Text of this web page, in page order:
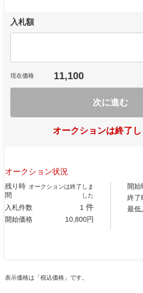
入札額
現在価格 11,100
次に進む
オークションは終了
オークション状況
残り時
間
オークションは終了しま
した
入札件数 1 件
開始価格 10,800円
開始
終了
最低
表示価格は「税込価格」です。